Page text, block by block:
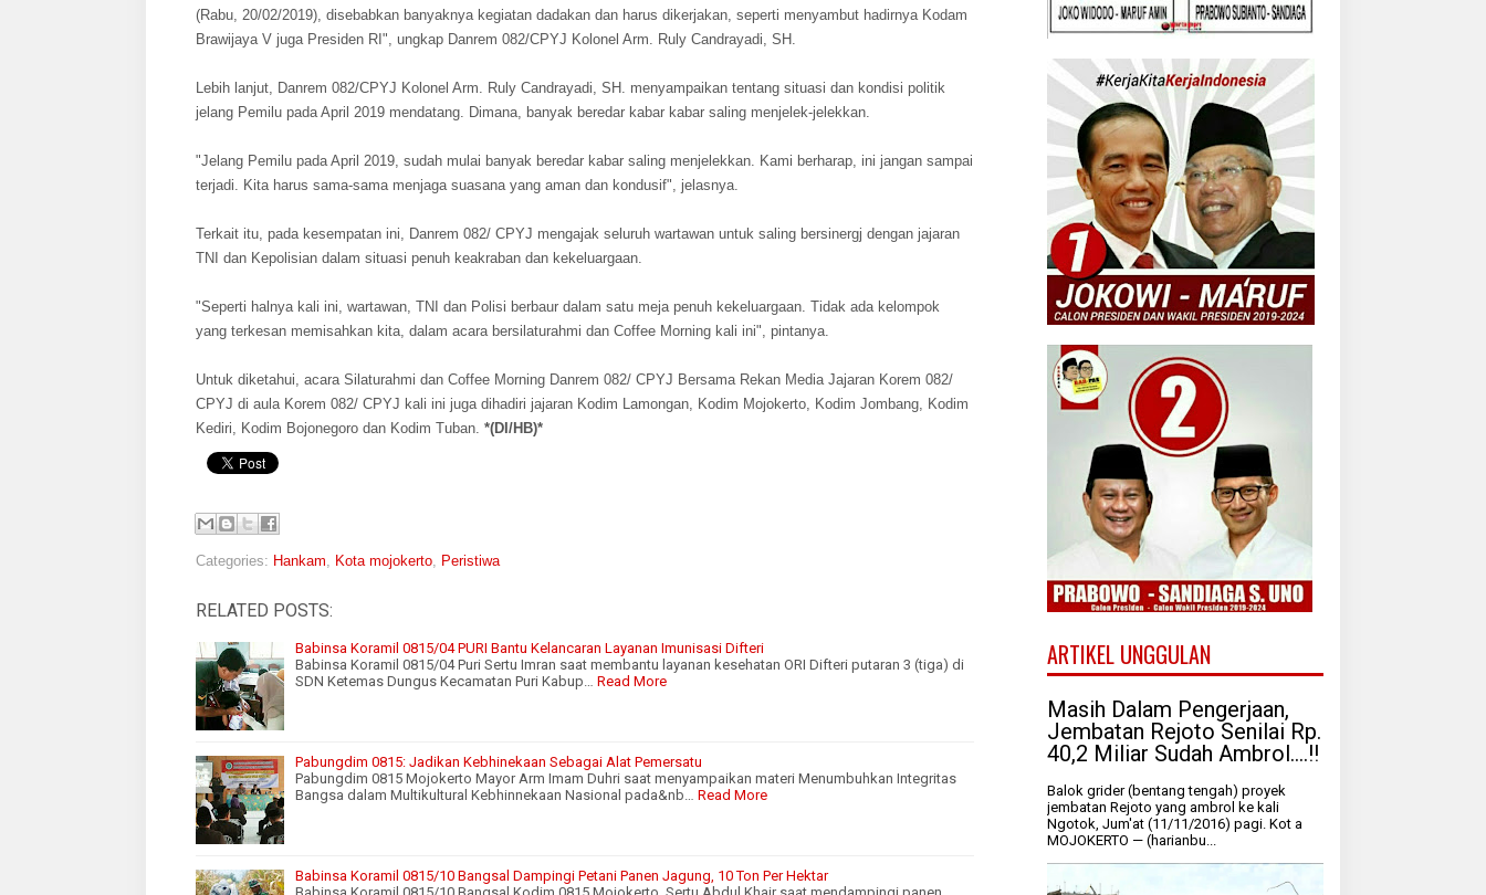
(Rabu, 20/02/2019), disebabkan banyaknya kegiatan dadakan dan harus dikerjakan, seperti menyambut hadirnya Kodam
Brawijaya V juga Presiden RI", ungkap Danrem 082/CPYJ Kolonel Arm. Ruly Candrayadi, SH.
Lebih lanjut, Danrem 082/CPYJ Kolonel Arm. Ruly Candrayadi, SH. menyampaikan tentang situasi dan kondisi politik
jelang Pemilu pada April 2019 mendatang. Dimana, banyak beredar kabar kabar saling menjelek-jelekkan.
"Jelang Pemilu pada April 2019, sudah mulai banyak beredar kabar saling menjelekkan. Kami berharap, ini jangan sampai
terjadi. Kita harus sama-sama menjaga suasana yang aman dan kondusif", jelasnya.
Terkait itu, pada kesempatan ini, Danrem 082/ CPYJ mengajak seluruh wartawan untuk saling bersinergj dengan jajaran
TNI dan Kepolisian dalam situasi penuh keakraban dan kekeluargaan.
"Seperti halnya kali ini, wartawan, TNI dan Polisi berbaur dalam satu meja penuh kekeluargaan. Tidak ada kelompok
yang terkesan memisahkan kita, dalam acara bersilaturahmi dan Coffee Morning kali ini", pintanya.
Untuk diketahui, acara Silaturahmi dan Coffee Morning Danrem 082/ CPYJ Bersama Rekan Media Jajaran Korem 082/
CPYJ di aula Korem 082/ CPYJ kali ini juga dihadiri jajaran Kodim Lamongan, Kodim Mojokerto, Kodim Jombang, Kodim
Kediri, Kodim Bojonegoro dan Kodim Tuban. *(DI/HB)*
Categories: Hankam, Kota mojokerto, Peristiwa
RELATED POSTS:
Babinsa Koramil 0815/04 PURI Bantu Kelancaran Layanan Imunisasi Difteri
Babinsa Koramil 0815/04 Puri Sertu Imran saat membantu layanan kesehatan ORI Difteri putaran 3 (tiga) di
SDN Ketemas Dungus Kecamatan Puri Kabup… Read More
Pabungdim 0815: Jadikan Kebhinekaan Sebagai Alat Pemersatu
Pabungdim 0815 Mojokerto Mayor Arm Imam Duhri saat menyampaikan materi Menumbuhkan Integritas
Bangsa dalam Multikultural Kebhinnekaan Nasional pada&nb… Read More
Babinsa Koramil 0815/10 Bangsal Dampingi Petani Panen Jagung, 10 Ton Per Hektar
ARTIKEL UNGGULAN
Masih Dalam Pengerjaan,
Jembatan Rejoto Senilai Rp.
40,2 Miliar Sudah Ambrol....!!
Balok grider (bentang tengah) proyek
jembatan Rejoto yang ambrol ke kali
Ngotok, Jum'at (11/11/2016) pagi. Kot a
MOJOKERTO — (harianbu...